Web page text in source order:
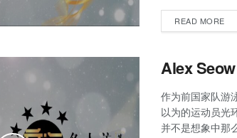
READ MORE
Alex
作为前国家队游
以为的运动员光
并不是想象中那